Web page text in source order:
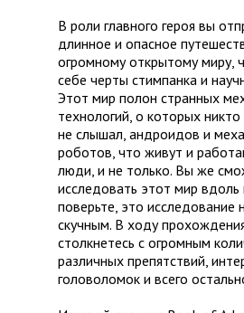
В роли главного героя вы
длинное и опасное
огромному открытому миру,
себе черты стимпанка и
Этот мир полон странных
технологий, о которых
не слышал, андроидов и
роботов, что живут и
люди, и не только. Вы же
исследовать этот мир вдоль
поверьте, это исследование
скучным. В ходу
столкнетесь с огромным
различных препятствий,
головоломок и всего